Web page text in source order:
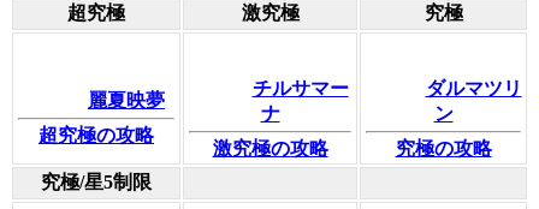
超究極
激究極 究極
麗夏映夢
超究極の攻略
チルサマー
ナ
激究極の攻略
ダルマツリ
ン
究極の攻略
究極/星5制限